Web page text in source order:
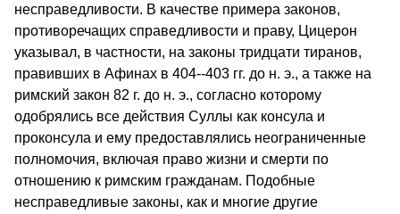
несправедливости. В качестве примера законов,
противоречащих справедливости и праву, Цицерон
указывал, в частности, на законы тридцати тиранов,
правивших в Афинах в 404--403 гг. до н. э., а также на
римский закон 82 г. до н. э., согласно которому
одобрялись все действия Суллы как консула и
проконсула и ему предоставлялись неограниченные
полномочия, включая право жизни и смерти по
отношению к римским гражданам. Подобные
несправедливые законы, как и многие другие